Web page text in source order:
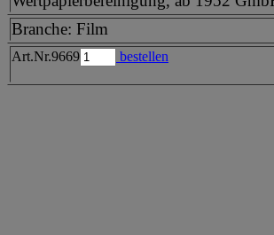
Branche: Film
Art.Nr.9669 bestellen